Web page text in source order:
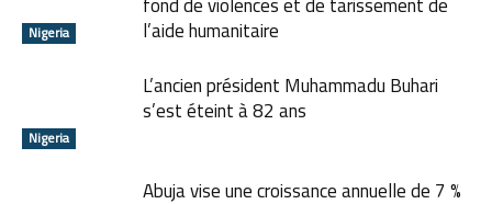
Nigeria
l’aide humanitaire
Nigeria
L’ancien président Muhammadu Buhari
s’est éteint à 82 ans
Abuja vise une croissance annuelle de 7 %